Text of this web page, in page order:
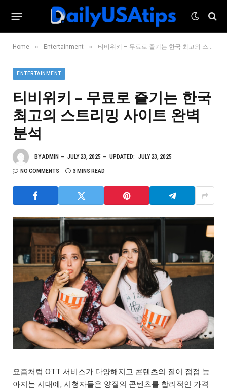
Home » Entertainment » 티비위키 – 무료로 즐기는 한국 최고의 스트리밍 사이트 완벽 분석
ENTERTAINMENT
티비위키 – 무료로 즐기는 한국
최고의 스트리밍 사이트 완벽
분석
BYADMIN JULY 23, 2025 UPDATED: JULY 23, 2025
NO COMMENTS 3 MINS READ
요즘처럼 OTT 서비스가 다양해지고 콘텐츠의 질이 점점 높
아지는 시대에, 시청자들은 양질의 콘텐츠를 합리적인 가격